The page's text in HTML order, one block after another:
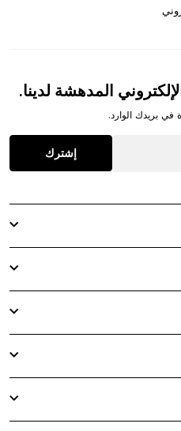
المدهشة لدينا.
بريدك الوارد.
إشترك